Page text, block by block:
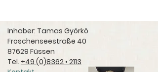
Inhaber: Tamas Györkö
Froschenseestraße 40
87629 Füssen
Tel. +49 (0)8362 • 2113